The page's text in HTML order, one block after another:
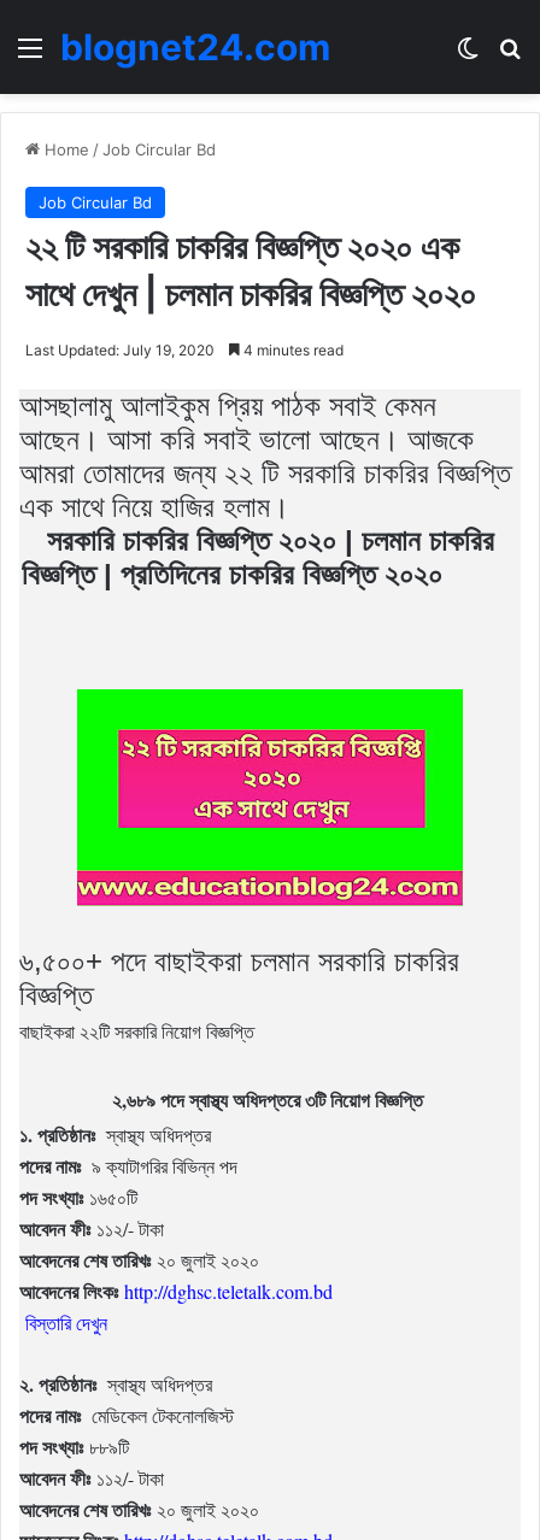
Menublognet24.com
Home /Job Circular Bd
Job Circular Bd
২২ টি সরকারি চাকরির বিজ্ঞপ্তি ২০২০ এক
সাথে দেখুন | চলমান চাকরির বিজ্ঞপ্তি ২০২০
Last Updated: July 19, 2020 4 minutes read
আসছালামু আলাইকুম প্রিয় পাঠক সবাই কেমন
আছেন। আসা করি সবাই ভালো আছেন। আজকে
আমরা তোমাদের জন্য ২২ টি সরকারি চাকরির বিজ্ঞপ্তি
এক সাথে নিয়ে হাজির হলাম।
সরকারি চাকরির বিজ্ঞপ্তি ২০২০ | চলমান চাকরির
বিজ্ঞপ্তি | প্রতিদিনের চাকরির বিজ্ঞপ্তি ২০২০
৬,৫০০+ পদে বাছাইকরা চলমান সরকারি চাকরির
বিজ্ঞপ্তি
বাছাইকরা ২২টি সরকারি নিয়োগ বিজ্ঞপ্তি
২,৬৮৯ পদে স্বাস্থ্য অধিদপ্তরে ৩টি নিয়োগ বিজ্ঞপ্তি
১. প্রতিষ্ঠানঃস্বাস্থ্য অধিদপ্তর
পদের নামঃ৯ ক্যাটাগরির বিভিন্ন পদ
পদ সংখ্যাঃ ১৬৫০টি
আবেদন ফীঃ১১২/- টাকা
আবেদনের শেষ তারিখঃ২০ জুলাই ২০২০
আবেদনের লিংকঃ http://dghsc.teletalk.com.bd
বিস্তারি দেখুন
২. প্রতিষ্ঠানঃস্বাস্থ্য অধিদপ্তর
পদের নামঃমেডিকেল টেকনোলজিস্ট
পদ সংখ্যাঃ৮৮৯টি
আবেদন ফীঃ১১২/- টাকা
আবেদনের শেষ তারিখঃ২০ জুলাই ২০২০